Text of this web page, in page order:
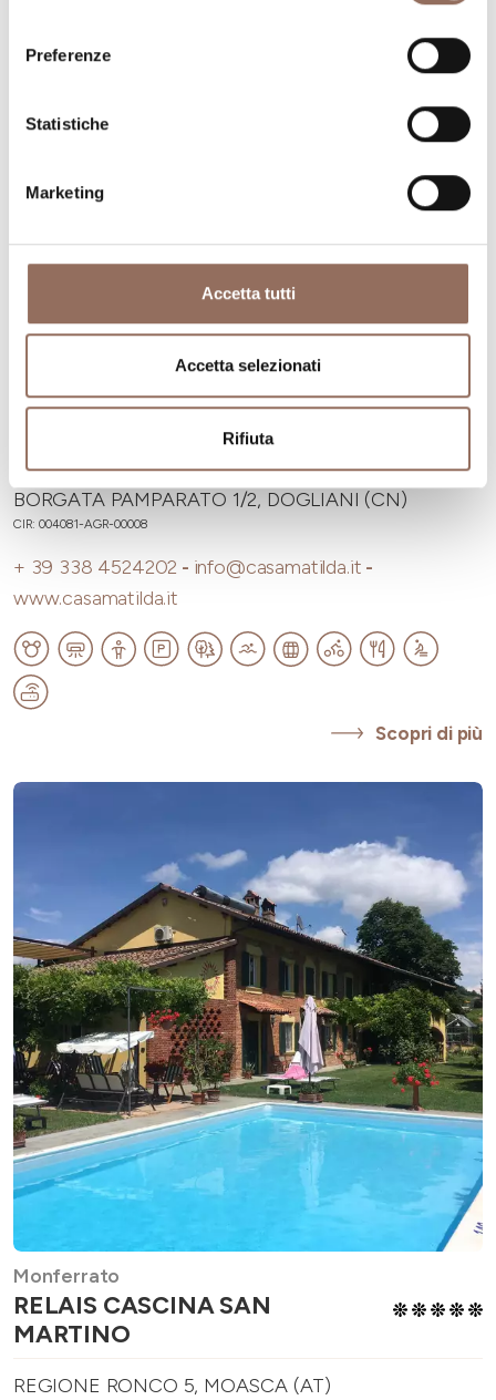
Preferenze
Statistiche
Marketing
Accetta tutti
Accetta selezionati
Rifiuta
Langhe
BORGATA PAMPARATO 1/2, DOGLIANI (CN)
CIR: 004081-AGR-00008
+ 39 338 4524202 - info@casamatilda.it -
www.casamatilda.it
Scopri di più
Monferrato
RELAIS CASCINA SAN
MARTINO
REGIONE RONCO 5, MOASCA (AT)